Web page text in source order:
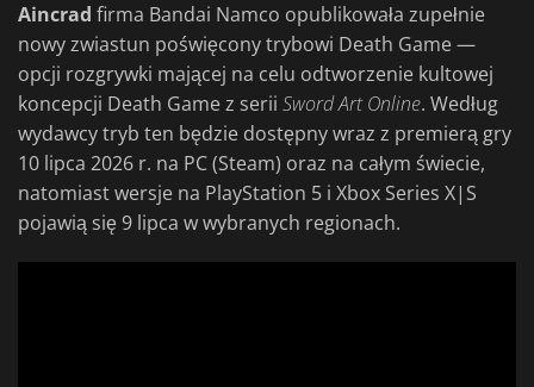
Aincrad firma Bandai Namco opublikowała zupełnie
nowy zwiastun poświęcony trybowi Death Game —
opcji rozgrywki mającej na celu odtworzenie kultowej
koncepcji Death Game z serii Sword Art Online. Według
wydawcy tryb ten będzie dostępny wraz z premierą gry
10 lipca 2026 r. na PC (Steam) oraz na całym świecie,
natomiast wersje na PlayStation 5 i Xbox Series X|S
pojawią się 9 lipca w wybranych regionach.